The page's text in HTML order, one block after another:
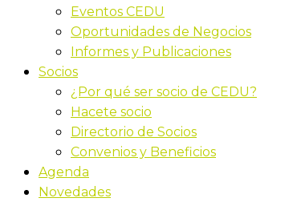
Eventos CEDU
Oportunidades de Negocios
Informes y Publicaciones
Socios
¿Por qué ser socio de CEDU?
Hacete socio
Directorio de Socios
Convenios y Beneficios
Agenda
Novedades